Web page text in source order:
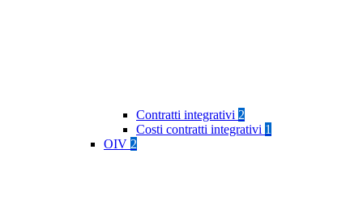
Contratti integrativi 2
Costi contratti integrativi 1
OIV 2